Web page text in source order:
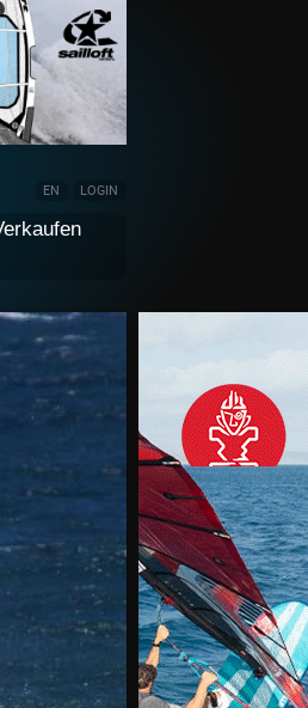
EN LOGIN